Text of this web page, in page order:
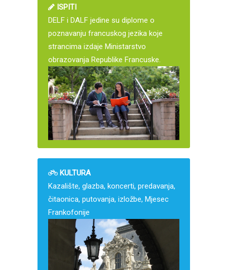
ISPITI
DELF i DALF jedine su diplome o
poznavanju francuskog jezika koje
strancima izdaje Ministarstvo
obrazovanja Republike Francuske.
KULTURA
Kazalište, glazba, koncerti, predavanja,
čitaonica, putovanja, izložbe, Mjesec
Frankofonije